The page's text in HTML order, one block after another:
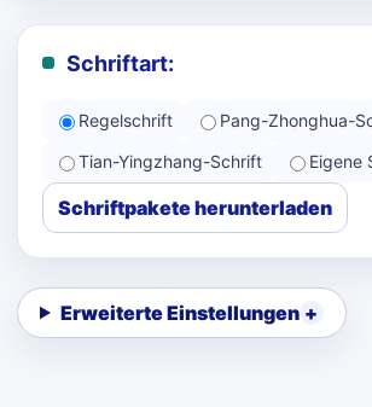
Schriftart:
Regelschrift
Pang-Zhonghua-
Tian-Yingzhang-Schrift
Eigene
Schriftpakete herunterladen
Erweiterte Einstellungen